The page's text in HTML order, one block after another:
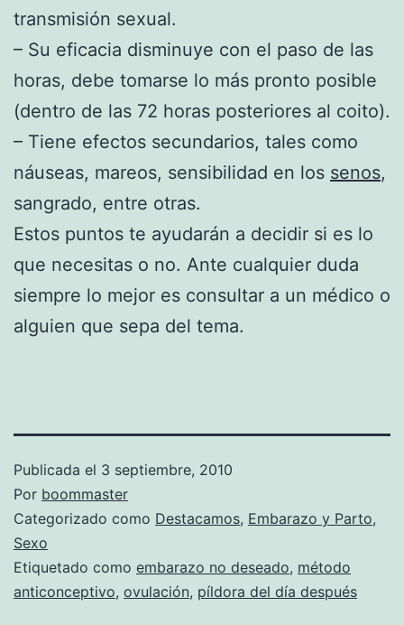
transmisión sexual.
– Su eficacia disminuye con el paso de las
horas, debe tomarse lo más pronto posible
(dentro de las 72 horas posteriores al coito).
– Tiene efectos secundarios, tales como
náuseas, mareos, sensibilidad en los senos,
sangrado, entre otras.
Estos puntos te ayudarán a decidir si es lo
que necesitas o no. Ante cualquier duda
siempre lo mejor es consultar a un médico o
alguien que sepa del tema.
Publicada el 3 septiembre, 2010
Por boommaster
Categorizado como Destacamos, Embarazo y Parto,
Sexo
Etiquetado como embarazo no deseado, método
anticonceptivo, ovulación, píldora del día después